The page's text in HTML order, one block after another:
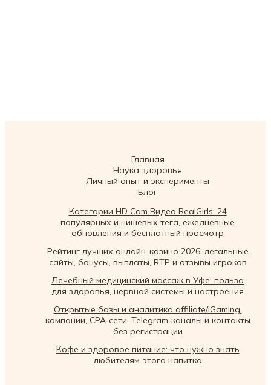
Главная
Наука здоровья
Личный опыт и эксперименты
Блог
Категории HD Cam Видео RealGirls: 24
популярных и нишевых тега, ежедневные
обновления и бесплатный просмотр
Рейтинг лучших онлайн-казино 2026: легальные
сайты, бонусы, выплаты, RTP и отзывы игроков
Лечебный медицинский массаж в Уфе: польза
для здоровья, нервной системы и настроения
Открытые базы и аналитика affiliate/iGaming:
компании, CPA‑сети, Telegram‑каналы и контакты
без регистрации
Кофе и здоровое питание: что нужно знать
любителям этого напитка